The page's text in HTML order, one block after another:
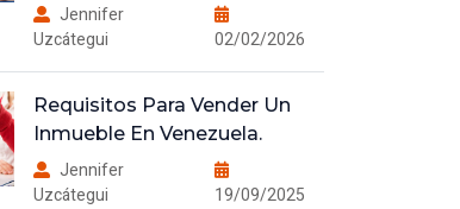
Jennifer
Uzcátegui
02/02/2026
Requisitos Para Vender Un
Inmueble En Venezuela.
Jennifer
Uzcátegui
19/09/2025